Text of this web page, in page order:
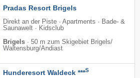
Pradas Resort Brigels
Direkt an der Piste · Apartments · Bade- &
Saunawelt · Kidsclub
Brigels · 50 m zum Skigebiet Brigels/​
Waltensburg/​Andiast
Hunderesort Waldeck ***S